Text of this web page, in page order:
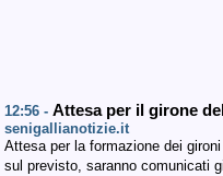
12:56 - Attesa per il girone
senigallianotizie.it
Attesa per la formazione dei
sul previsto, saranno comunicati